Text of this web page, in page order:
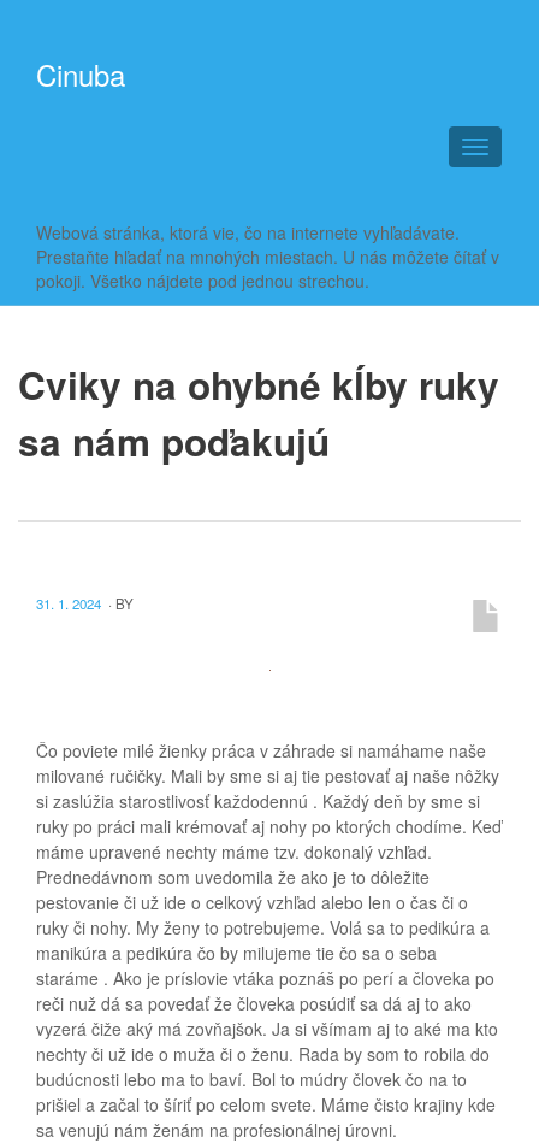
Cinuba
T
o
e
g
a
Webová stránka, ktorá vie, čo na internete vyhľadávate.
Prestaňte hľadať na mnohých miestach. U nás môžete čítať v
pokoji. Všetko nájdete pod jednou strechou.
Cviky na ohybné kĺby ruky
sa nám poďakujú
31. 1. 2024 · BY
Čo poviete milé žienky práca v záhrade si namáhame naše
milované ručičky. Mali by sme si aj tie pestovať aj naše nôžky
si zaslúžia starostlivosť každodennú . Každý deň by sme si
ruky po práci mali krémovať aj nohy po ktorých chodíme. Keď
máme upravené nechty máme tzv. dokonalý vzhľad.
Prednedávnom som uvedomila že ako je to dôležite
pestovanie či už ide o celkový vzhľad alebo len o čas či o
ruky či nohy. My ženy to potrebujeme. Volá sa to pedikúra a
manikúra a pedikúra čo by milujeme tie čo sa o seba
staráme . Ako je príslovie vtáka poznáš po perí a človeka po
reči nuž dá sa povedať že človeka posúdiť sa dá aj to ako
vyzerá čiže aký má zovňajšok. Ja si všímam aj to aké ma kto
nechty či už ide o muža či o ženu. Rada by som to robila do
budúcnosti lebo ma to baví. Bol to múdry človek čo na to
prišiel a začal to šíriť po celom svete. Máme čisto krajiny kde
sa venujú nám ženám na profesionálnej úrovni.